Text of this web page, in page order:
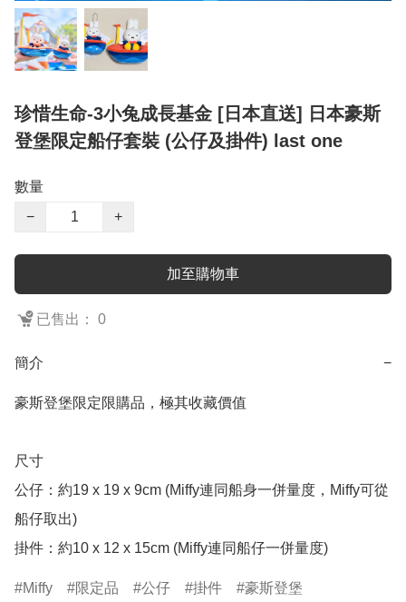
珍惜生命-3小兔成長基金 [日本直送] 日本豪斯
登堡限定船仔套裝 (公仔及掛件) last one
數量
−
+
加至購物車
已售出： 0
簡介 −
豪斯登堡限定限購品，極其收藏價值
尺寸
公仔：約19 x 19 x 9cm (Miffy連同船身一併量度，Miffy可從
船仔取出)
掛件：約10 x 12 x 15cm (Miffy連同船仔一併量度)
Miffy 限定品 公仔 掛件 豪斯登堡